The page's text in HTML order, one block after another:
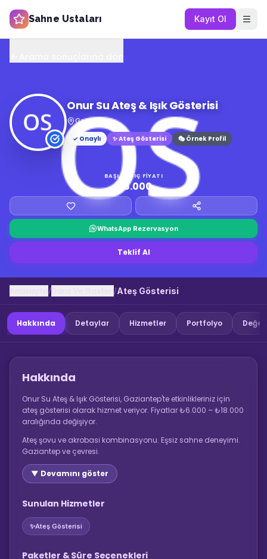
Sahne Ustaları Kayıt Ol
Onur Su Ateş & Işık Gösterisi
Gaziantep
✓ Onaylı
✨Ateş Gösterisi 🎭 Örnek Profil
BAŞLANGIÇ FIYATI
₺6.000
WhatsApp Rezervasyon
Teklif Al
/ /Ateş Gösterisi
Hakkında Detaylar Hizmetler Portfolyo
Hakkında
Onur Su Ateş & Işık Gösterisi, Gaziantep'te etkinlikleriniz için
ateş gösterisi olarak hizmet veriyor. Fiyatlar ₺6.000 – ₺18.000
aralığında değişiyor.
Ateş şovu ve akrobasi kombinasyonu. Eşsiz sahne deneyimi.
Gaziantep ve çevresi.
▼ Devamını göster
Sunulan Hizmetler
✨Ateş Gösterisi
Paketler & Süre Seçenekleri